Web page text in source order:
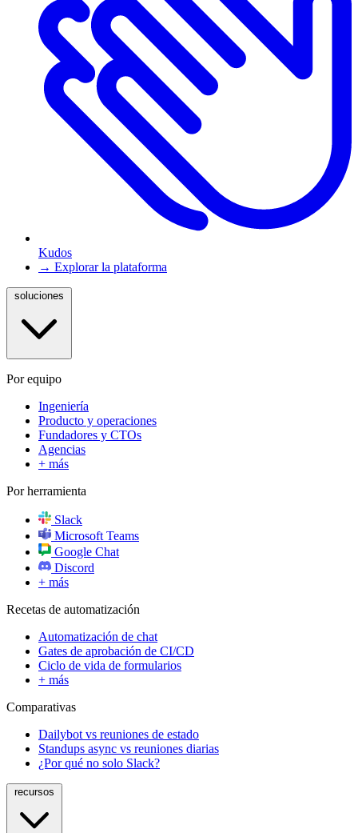
Kudos
→ Explorar la plataforma
Por equipo
Ingeniería
Producto y operaciones
Fundadores y CTOs
Agencias
+ más
Por herramienta
Slack
Microsoft Teams
Google Chat
Discord
+ más
Recetas de automatización
Automatización de chat
Gates de aprobación de CI/CD
Ciclo de vida de formularios
+ más
Comparativas
Dailybot vs reuniones de estado
Standups async vs reuniones diarias
¿Por qué no solo Slack?